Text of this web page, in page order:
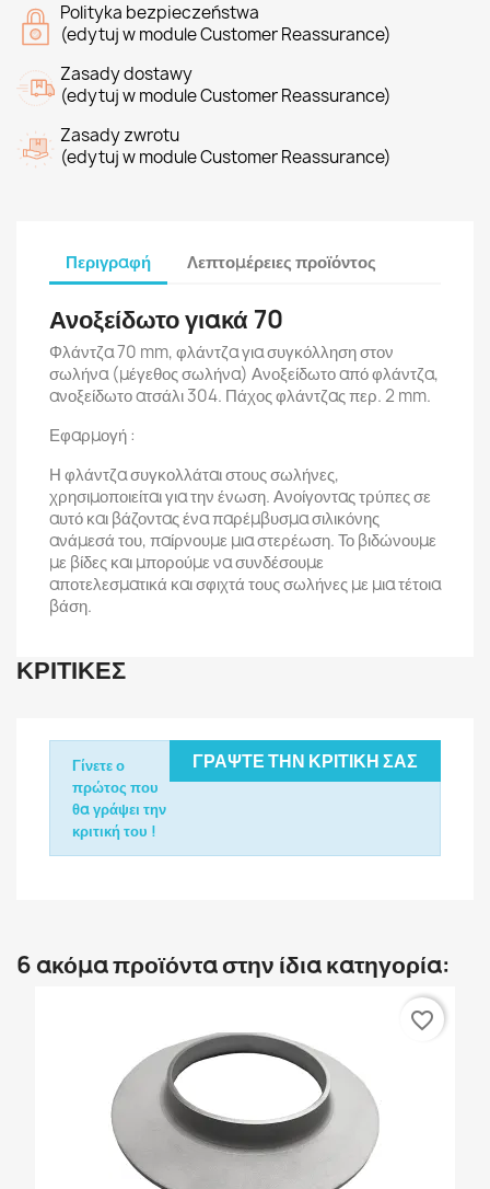
Polityka bezpieczeństwa
(edytuj w module Customer Reassurance)
Zasady dostawy
(edytuj w module Customer Reassurance)
Zasady zwrotu
(edytuj w module Customer Reassurance)
Περιγραφή Λεπτομέρειες προϊόντος
Ανοξείδωτο γιακά 70
Φλάντζα 70 mm, φλάντζα για συγκόλληση στον
σωλήνα (μέγεθος σωλήνα) Ανοξείδωτο από φλάντζα,
ανοξείδωτο ατσάλι 304. Πάχος φλάντζας περ. 2 mm.
Εφαρμογή :
Η φλάντζα συγκολλάται στους σωλήνες,
χρησιμοποιείται για την ένωση. Ανοίγοντας τρύπες σε
αυτό και βάζοντας ένα παρέμβυσμα σιλικόνης
ανάμεσά του, παίρνουμε μια στερέωση. Το βιδώνουμε
με βίδες και μπορούμε να συνδέσουμε
αποτελεσματικά και σφιχτά τους σωλήνες με μια τέτοια
βάση.
ΚΡΙΤΙΚΈΣ
ΓΡΆΨΤΕ ΤΗΝ ΚΡΙΤΙΚΉ ΣΑΣ
Γίνετε ο
πρώτος που
θα γράψει την
κριτική του !
6 ακόμα προϊόντα στην ίδια κατηγορία:
favorite_border